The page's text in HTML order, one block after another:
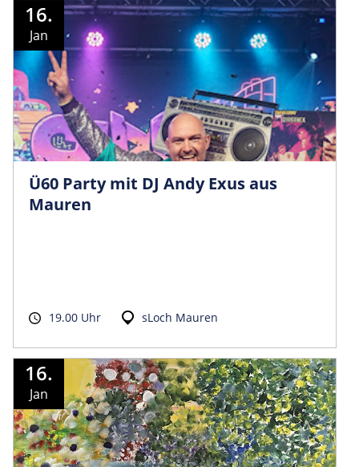
16.
Jan
Ü60 Party mit DJ Andy Exus aus
Mauren
19.00 Uhr sLoch Mauren
16.
Jan